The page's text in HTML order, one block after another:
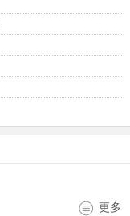
更多